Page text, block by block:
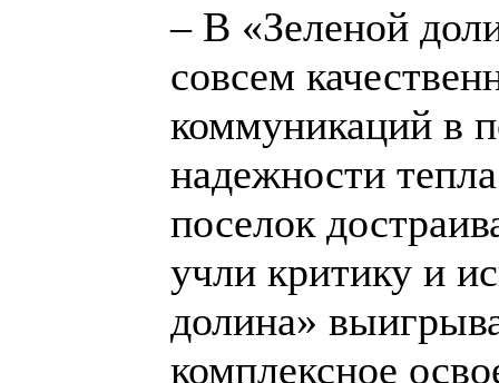
– В «Зеленой
совсем
коммуникаций в
надежности
поселок
учли критику и
долина»
комплексное